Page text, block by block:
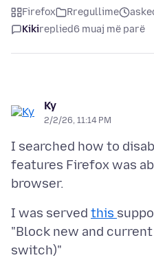
Firefox Rregullime
Kikireplied6 muaj më parë
Ky
2/2/26, 11:14 PM
I searched how to
features Firefox was
I was served this
"Block new and